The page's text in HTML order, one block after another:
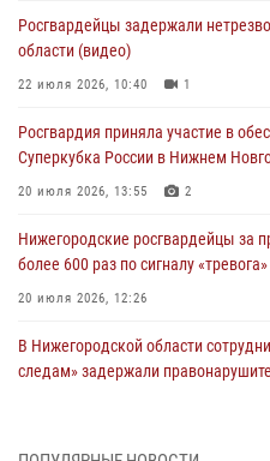
Росгвардейцы задержали
области (видео)
22 июля 2026, 10:40 1
Росгвардия приняла участие в
Суперкубка России в Нижнем
20 июля 2026, 13:55 2
Нижегородские росгвардейцы
более 600 раз по сигналу «тревога»
20 июля 2026, 12:26
В Нижегородской области
следам» задержали
В Нижегородской области